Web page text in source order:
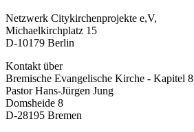
Netzwerk Citykirchenprojekte e,V,
Michaelkirchplatz 15
D-10179 Berlin
Kontakt über
Bremische Evangelische Kirche - Kapitel 8
Pastor Hans-Jürgen Jung
Domsheide 8
D-28195 Bremen